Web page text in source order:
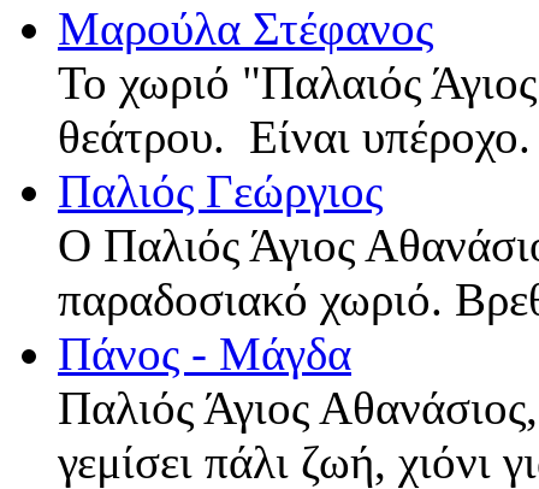
Μαρούλα Στέφανος
Το χωριό "Παλαιός
θεάτρου. Είναι
Παλιός Γεώργιος
Ο Παλιός Άγιος
παραδοσιακό χωριό.
Πάνος - Μάγδα
Παλιός Άγιος
γεμίσει πάλι ζωή, χιόνι